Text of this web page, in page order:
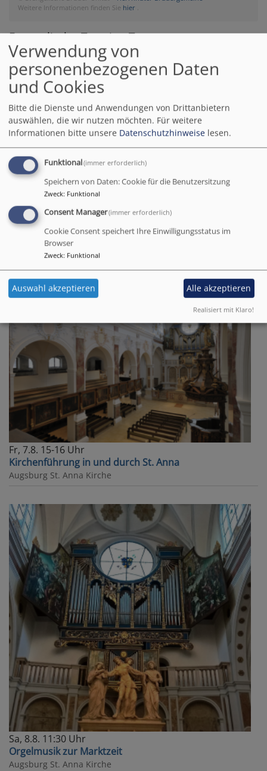
Weitere Informationen finden Sie hier .
Evangelische-Termine Teaser
Sa, 13.6. 18 Uhr - So, 13.9. 18 Uhr
Ausstellung "Menschenbilder"
Augsburg St. Anna Kirche
Fr, 7.8. 15-16 Uhr
Kirchenführung in und durch St. Anna
Augsburg St. Anna Kirche
Sa, 8.8. 11:30 Uhr
Orgelmusik zur Marktzeit
Augsburg St. Anna Kirche
Verwendung von
personenbezogenen Daten
und Cookies
Bitte die Dienste und Anwendungen von Drittanbietern
auswählen, die wir nutzen möchten. Für weitere
Informationen bitte unsere Datenschutzhinweise lesen.
Funktional(immer erforderlich)
Speichern von Daten: Cookie für die Benutzersitzung
Zweck: Funktional
Consent Manager(immer erforderlich)
Cookie Consent speichert Ihre Einwilligungsstatus im
Browser
Zweck: Funktional
Auswahl akzeptieren Alle akzeptieren
Realisiert mit Klaro!